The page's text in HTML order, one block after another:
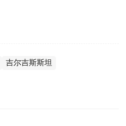
吉尔吉斯斯坦